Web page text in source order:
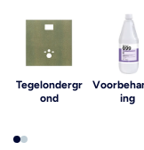
Tegelondergr
ond
ing